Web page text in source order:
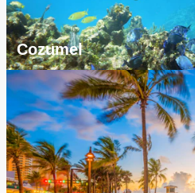
Cozumel